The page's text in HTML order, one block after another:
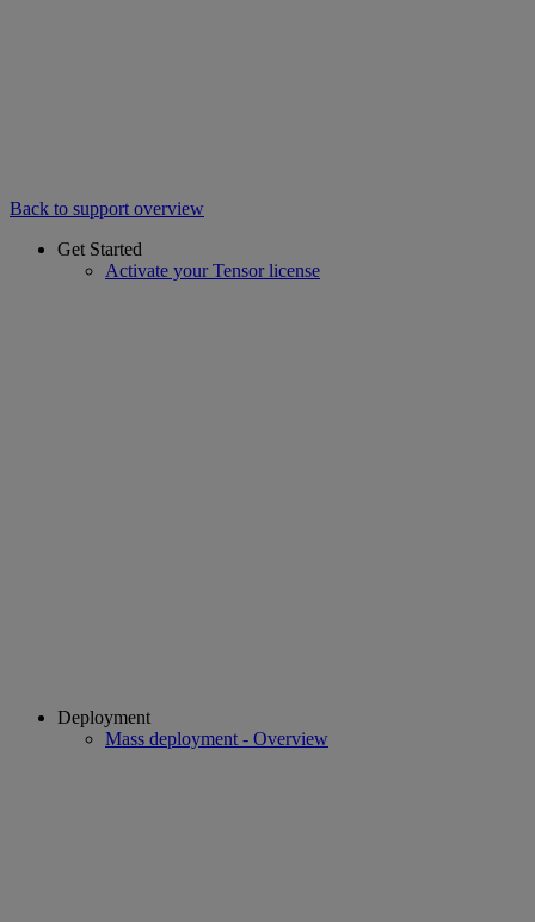
Back to support overview
Get Started
Activate your Tensor license
Deployment
Mass deployment - Overview